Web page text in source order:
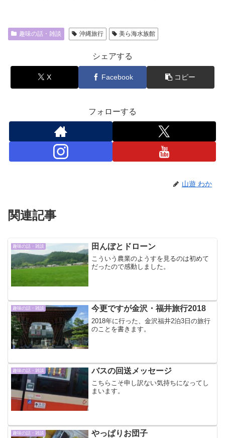
趣味の話・雑談 沖縄旅行 美ら海水族館
シェアする
X Facebook コピー
フォローする
山遊 わか
関連記事
趣味の話・雑談 田んぼとドローン
こういう農業のようすを見るのは初めて
だったので感動しました。
趣味の話・雑談 今更ですが金沢・福井旅行2018
2018年に行った、金沢福井2泊3日の旅行
のことを書きます。
趣味の話・雑談 バスの回送メッセージ
こちらこそ申し訳ない気持ちになってし
まいます。
趣味の話・雑談 やっぱりお団子